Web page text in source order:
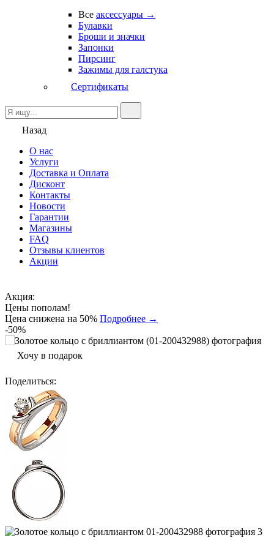
Все аксессуары →
Булавки
Броши и значки
Запонки
Пирсинг
Зажимы для галстука
Сертификаты
Назад
О нас
Услуги
Доставка и Оплата
Дисконт
Контакты
Новости
Гарантии
Магазины
FAQ
Отзывы клиентов
Акции
Акция:
Цены пополам!
Цена снижена на 50% Подробнее →
-50%
Хочу в подарок
Поделиться: